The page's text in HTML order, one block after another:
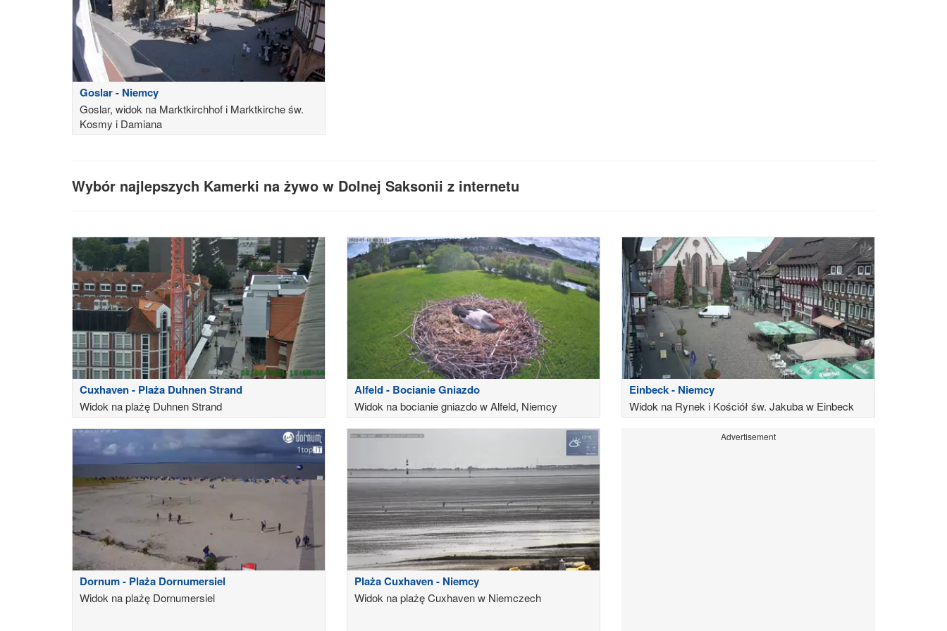
Goslar - Niemcy
Goslar, widok na Marktkirchhof i Marktkirche św.
Kosmy i Damiana
Wybór najlepszych Kamerki na żywo w Dolnej Saksonii z internetu
Cuxhaven - Plaża Duhnen Strand
Widok na plażę Duhnen Strand
Alfeld - Bocianie Gniazdo
Widok na bocianie gniazdo w Alfeld, Niemcy
Einbeck - Niemcy
Widok na Rynek i Kościół św. Jakuba w Einbeck
Dornum - Plaża Dornumersiel
Widok na plażę Dornumersiel
Plaża Cuxhaven - Niemcy
Widok na plażę Cuxhaven w Niemczech
Advertisement